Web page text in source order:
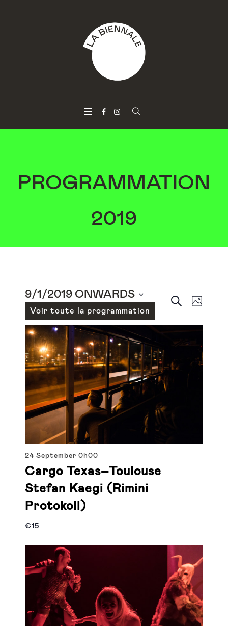
PROGRAMMATION
2019
Events
Search
and
Views
SEARCH
9/1/2019 ONWARDS
Select
date.
Voir toute la programmation
24 September0h00
Cargo Texas–Toulouse
Stefan Kaegi (Rimini
Protokoll)
€15